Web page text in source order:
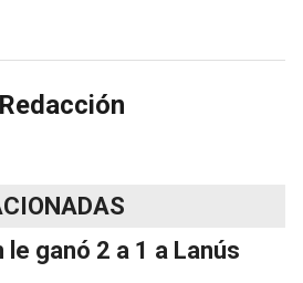
le ganó 2 a 1 a Lanús